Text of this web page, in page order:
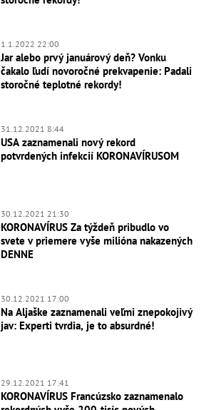
1.1.2022 22:00
Jar alebo prvý januárový deň? Vonku
čakalo ľudí novoročné prekvapenie: Padali
storočné teplotné rekordy!
31.12.2021 8:44
USA zaznamenali nový rekord
potvrdených infekcií KORONAVÍRUSOM
30.12.2021 21:30
KORONAVÍRUS Za týždeň pribudlo vo
svete v priemere vyše milióna nakazených
DENNE
30.12.2021 17:00
Na Aljaške zaznamenali veľmi znepokojivý
jav: Experti tvrdia, je to absurdné!
29.12.2021 17:41
KORONAVÍRUS Francúzsko zaznamenalo